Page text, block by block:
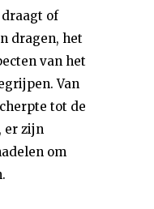
of
dragen, het
van het
Van
tot de
er zijn
om